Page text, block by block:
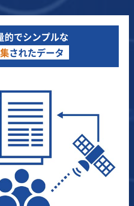
的でシンプルな
されたデータ